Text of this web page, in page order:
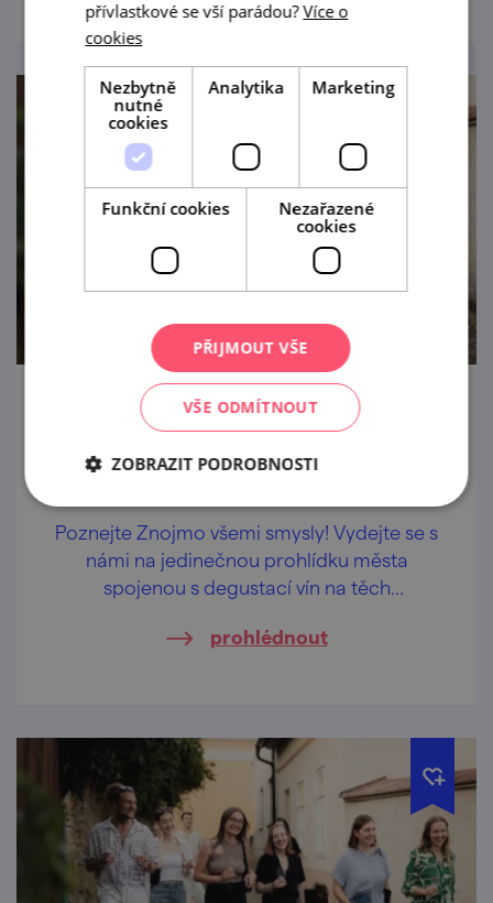
Letní procházka Znojmem s ochutnávkou
vín
Poznejte Znojmo všemi smysly! Vydejte se s
námi na jedinečnou prohlídku města
spojenou s degustací vín na těch
prohlédnout
přívlastkové se vší parádou?Více o
cookies
Nezbytně
nutné
cookies
Analytika Marketing
Funkční cookies
Nezařazené
cookies
PŘIJMOUT VŠE
VŠE ODMÍTNOUT
ZOBRAZIT PODROBNOSTI